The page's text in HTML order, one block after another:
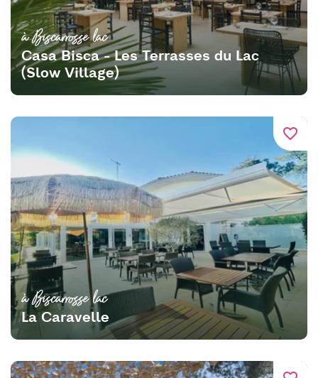
à Biscarrosse lac
Casa Bisca - Les Terrasses du Lac
(Slow Village)
favorite_border
à Biscarrosse lac
La Caravelle